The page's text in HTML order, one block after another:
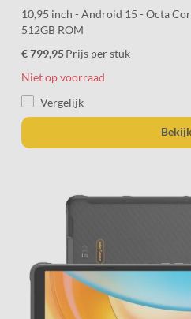
10,95 inch - Android 15 - Octa
512GB ROM
€ 799,95Prijs per stuk
Niet op voorraad
Vergelijk
Bekijk